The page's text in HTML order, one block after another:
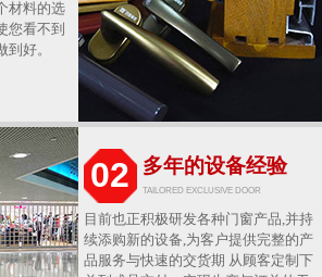
材料的选
您看不到
到好。
02 多年的设备经验
TAILORED EXCLUSIVE DOOR
目前也正积极研发各种门窗产品,并持
续添购新的设备,为客户提供完整的产
品服务与快速的交货期 从顾客定制下